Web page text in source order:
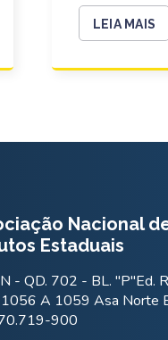
LEIA MAIS
Nacional
Estaduais
- QD. 702 - BL. "P"Ed.
A 1059 Asa Norte
900